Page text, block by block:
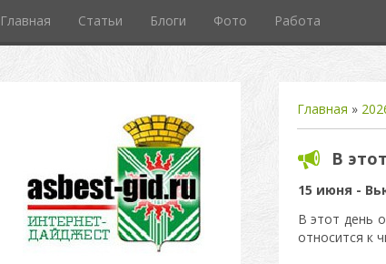
Главная Статьи Блоги Фото Работа
Главная »
В
15 июня -
В этот день
относится к